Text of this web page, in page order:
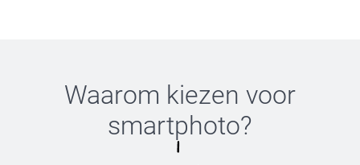
Waarom kiezen voor
smartphoto?